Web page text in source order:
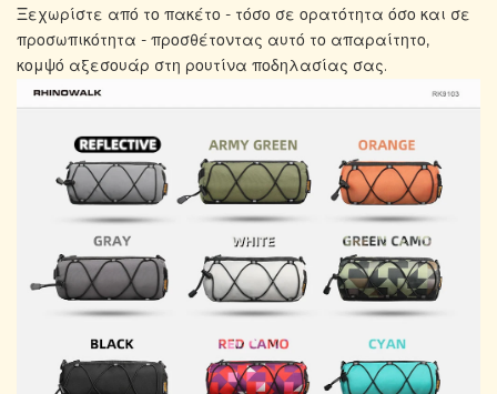
Ξεχωρίστε από το πακέτο - τόσο σε ορατότητα όσο και σε
προσωπικότητα - προσθέτοντας αυτό το απαραίτητο,
κομψό αξεσουάρ στη ρουτίνα ποδηλασίας σας.